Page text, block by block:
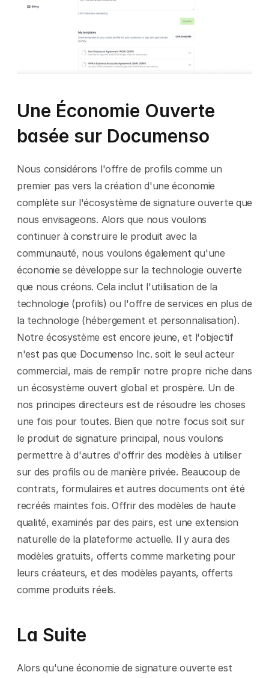
Une Économie Ouverte
basée sur Documenso
Nous considérons l'offre de profils comme un
premier pas vers la création d'une économie
complète sur l'écosystème de signature ouverte que
nous envisageons. Alors que nous voulons
continuer à construire le produit avec la
communauté, nous voulons également qu'une
économie se développe sur la technologie ouverte
que nous créons. Cela inclut l'utilisation de la
technologie (profils) ou l'offre de services en plus de
la technologie (hébergement et personnalisation).
Notre écosystème est encore jeune, et l'objectif
n'est pas que Documenso Inc. soit le seul acteur
commercial, mais de remplir notre propre niche dans
un écosystème ouvert global et prospère. Un de
nos principes directeurs est de résoudre les choses
une fois pour toutes. Bien que notre focus soit sur
le produit de signature principal, nous voulons
permettre à d'autres d'offrir des modèles à utiliser
sur des profils ou de manière privée. Beaucoup de
contrats, formulaires et autres documents ont été
recréés maintes fois. Offrir des modèles de haute
qualité, examinés par des pairs, est une extension
naturelle de la plateforme actuelle. Il y aura des
modèles gratuits, offerts comme marketing pour
leurs créateurs, et des modèles payants, offerts
comme produits réels.
La Suite
Alors qu'une économie de signature ouverte est